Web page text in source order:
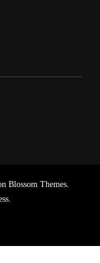
Blossom Themes.
.